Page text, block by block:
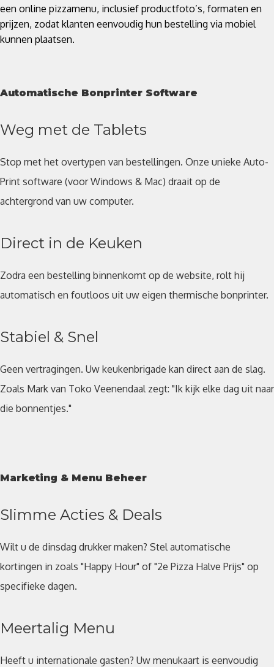
een online pizzamenu, inclusief productfoto’s, formaten en
prijzen, zodat klanten eenvoudig hun bestelling via mobiel
kunnen plaatsen.
Automatische Bonprinter Software
Weg met de Tablets
Stop met het overtypen van bestellingen. Onze unieke Auto-
Print software (voor Windows & Mac) draait op de
achtergrond van uw computer.
Direct in de Keuken
Zodra een bestelling binnenkomt op de website, rolt hij
automatisch en foutloos uit uw eigen thermische bonprinter.
Stabiel & Snel
Geen vertragingen. Uw keukenbrigade kan direct aan de slag.
Zoals Mark van Toko Veenendaal zegt: "Ik kijk elke dag uit naar
die bonnentjes."
Marketing & Menu Beheer
Slimme Acties & Deals
Wilt u de dinsdag drukker maken? Stel automatische
kortingen in zoals "Happy Hour" of "2e Pizza Halve Prijs" op
specifieke dagen.
Meertalig Menu
Heeft u internationale gasten? Uw menukaart is eenvoudig